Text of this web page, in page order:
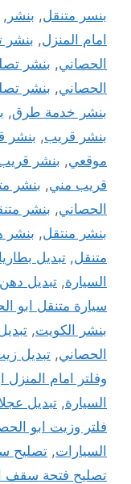
بنسر متنقل, بنشر ,
امام المنزل, بنشر
الحصاني, بنشر
الحصاني, بنشر
بنشر خدمة طرق,
بنشر قريب, بنشر
موقعي, بنشر
قريب مني, بنشر
الحصاني, بنشر
بنشر منتقل, بنشر
متنقل, تبديل
السيارة, تبديل
سيارة متنقل ابو
بنشر الكويت,
الحصاني, تبديل
وفلتر امام المنزل
السيارة, تبديل
فلتر وزيت ابو
السيارات, تصليح
تصليح فتحة سقف